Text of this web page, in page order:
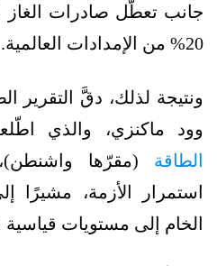
جانب تعطُّل صادرات الغاز
20% من الإمدادات العالمية.
ونتيجة لذلك، دقَّ التقرير
وود ماكنزي، والذي
الطاقة (مقرّها
استمرار الأزمة، مشيرًا
الخام إلى مستويات